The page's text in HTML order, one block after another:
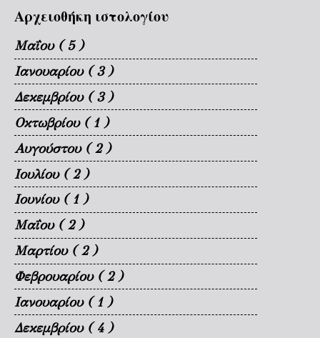
Αρχειοθήκη ιστολογίου
Μαΐου ( 5 )
Ιανουαρίου ( 3 )
Δεκεμβρίου ( 3 )
Οκτωβρίου ( 1 )
Αυγούστου ( 2 )
Ιουλίου ( 2 )
Ιουνίου ( 1 )
Μαΐου ( 2 )
Μαρτίου ( 2 )
Φεβρουαρίου ( 2 )
Ιανουαρίου ( 1 )
Δεκεμβρίου ( 4 )